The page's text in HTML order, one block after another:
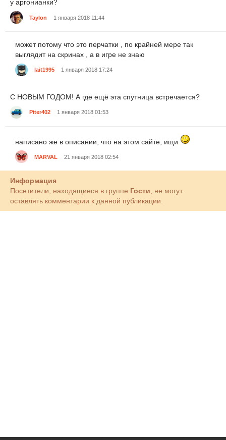
у аргонианки?
Taylon 1 января 2018 11:44
может потому что это перчатки , по крайней мере так
выглядит на скринах , а в игре не знаю
lait1995 1 января 2018 17:24
С НОВЫМ ГОДОМ! А где ещё эта спутница встречается?
Piter402 1 января 2018 01:53
написано же в описании, что на этом сайте, ищи
MARVAL 21 января 2018 02:54
Информация
Посетители, находящиеся в группе Гости, не могут
оставлять комментарии к данной публикации.